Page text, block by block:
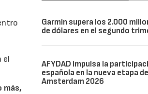
el
más,
Garmin supera los 2.000
de dólares en el segundo
AFYDAD impulsa la
española en la nueva etapa
Amsterdam 2026